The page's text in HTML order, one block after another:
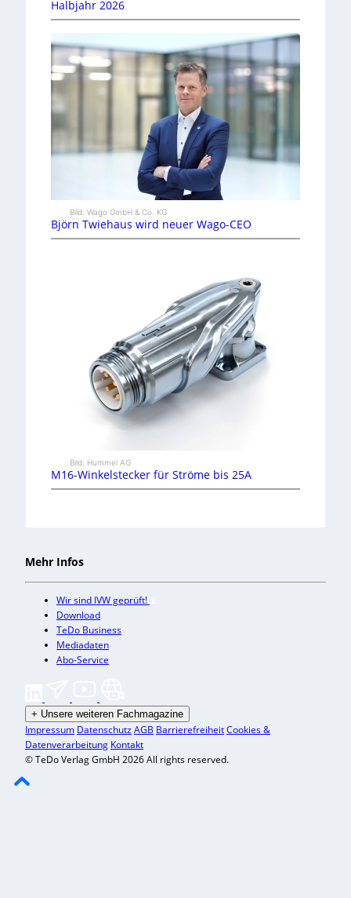
Halbjahr 2026
Bild: Wago GmbH & Co. KG
Björn Twiehaus wird neuer Wago-CEO
Bild: Hummel AG
M16-Winkelstecker für Ströme bis 25A
Mehr Infos
Wir sind IVW geprüft!
Download
TeDo Business
Mediadaten
Abo-Service
+ Unsere weiteren Fachmagazine
Impressum DatenschutzAGB BarrierefreiheitCookies &
Datenverarbeitung Kontakt
© TeDo Verlag GmbH 2026 All rights reserved.